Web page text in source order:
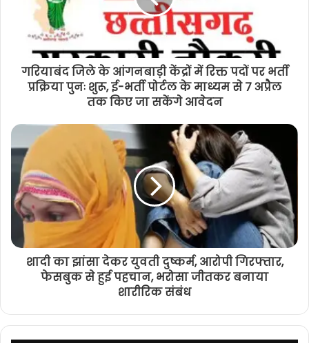
गरियाबंद जिले के आंगनबाड़ी केंद्रों में रिक्त पदों पर भर्ती
प्रक्रिया पुनः शुरू, ई-भर्ती पोर्टल के माध्यम से 7 अप्रैल
तक किए जा सकेंगे आवेदन
शादी का झांसा देकर युवती दुष्कर्म, आरोपी गिरफ्तार,
फेसबुक से हुई पहचान, भरोसा जीतकर बनाया
शारीरिक संबंध